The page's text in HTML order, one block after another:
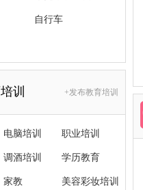
自行车
训 +发布教育培训
电脑培训 职业培训
调酒培训 学历教育
家教 美容彩妆培训